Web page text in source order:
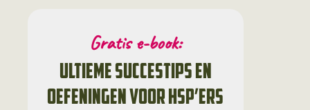
Gratis e-book:
ultieme succestips en
oefeningen voor HSP’ers